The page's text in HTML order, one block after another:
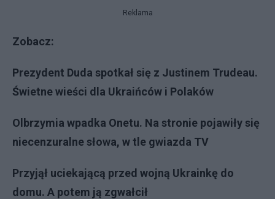
Reklama
Zobacz:
Prezydent Duda spotkał się z Justinem Trudeau.
Świetne wieści dla Ukraińców i Polaków
Olbrzymia wpadka Onetu. Na stronie pojawiły się
niecenzuralne słowa, w tle gwiazda TV
Przyjął uciekającą przed wojną Ukrainkę do
domu. A potem ją zgwałcił